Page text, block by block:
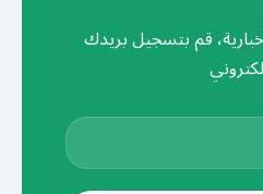
قم بتسجيل بريدك